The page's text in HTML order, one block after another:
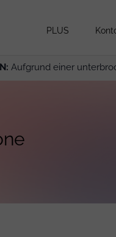
PLUS
Aufgrund einer